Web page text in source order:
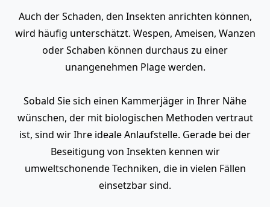
Auch der Schaden, den Insekten anrichten können,
wird häufig unterschätzt. Wespen, Ameisen, Wanzen
oder Schaben können durchaus zu einer
unangenehmen Plage werden.
Sobald Sie sich einen Kammerjäger in Ihrer Nähe
wünschen, der mit biologischen Methoden vertraut
ist, sind wir Ihre ideale Anlaufstelle. Gerade bei der
Beseitigung von Insekten kennen wir
umweltschonende Techniken, die in vielen Fällen
einsetzbar sind.